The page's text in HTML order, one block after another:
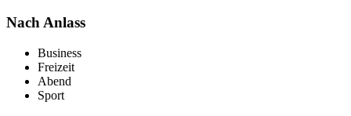
Nach Anlass
Business
Freizeit
Abend
Sport